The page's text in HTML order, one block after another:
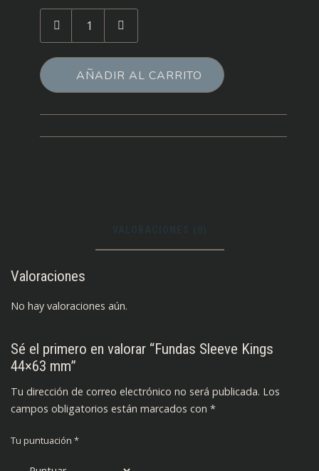
Sleeve
Kings
mm
AÑADIR AL CARRITO
Valoraciones
No hay valoraciones aún.
Sé el primero en valorar “Fundas Sleeve Kings
44×63 mm”
Tu dirección de correo electrónico no será publicada. Los
campos obligatorios están marcados con *
Tu puntuación *